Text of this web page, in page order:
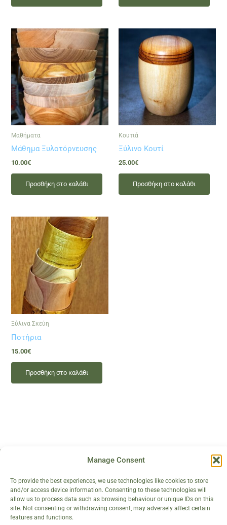
Manage Consent
To provide the best experiences, we use technologies like cookies to store
and/or access device information. Consenting to these technologies will
allow us to process data such as browsing behaviour or unique IDs on this
site. Not consenting or withdrawing consent, may adversely affect certain
features and functions.
Μαθήματα
Μάθημα Ξυλοτόρνευσης
10.00€
Προσθήκη στο καλάθι
Κουτιά
Ξύλινο Κουτί
25.00€
Προσθήκη στο καλάθι
Ξύλινα Σκεύη
Ποτήρια
15.00€
Προσθήκη στο καλάθι
Καλάθι
Λογαριασμός
Σχετικά με εμάς
Επικοινωνία